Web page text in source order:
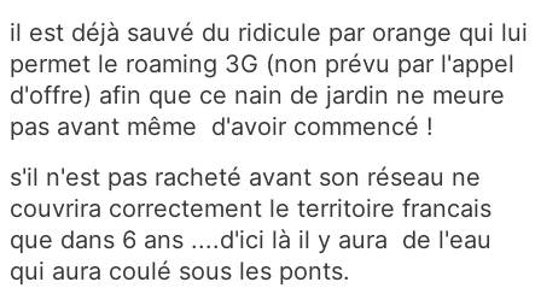
il est déjà sauvé du ridicule par orange qui lui
permet le roaming 3G (non prévu par l'appel
d'offre) afin que ce nain de jardin ne meure
pas avant même d'avoir commencé !
s'il n'est pas racheté avant son réseau ne
couvrira correctement le territoire francais
que dans 6 ans ....d'ici là il y aura de l'eau
qui aura coulé sous les ponts.